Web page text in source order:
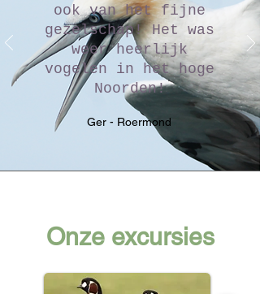
ook van het fijne
gezelschap! Het was
weer heerlijk
vogelen in het hoge
Noorden!
Ger - Roermond
Onze excursies